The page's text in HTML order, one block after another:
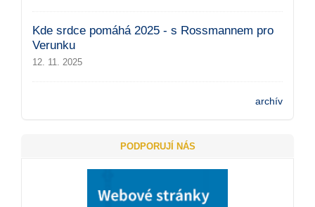
Kde srdce pomáhá 2025 - s Rossmannem pro
Verunku
12. 11. 2025
archív
PODPORUJÍ NÁS